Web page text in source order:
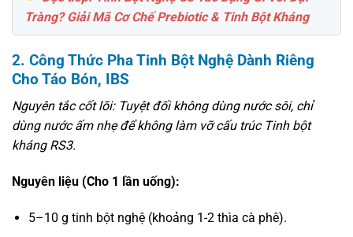
Tràng? Giải Mã Cơ Chế Prebiotic & Tinh Bột Kháng
2. Công Thức Pha Tinh Bột Nghệ Dành Riêng
Cho Táo Bón, IBS
Nguyên tắc cốt lõi: Tuyệt đối không dùng nước sôi, chỉ
dùng nước ấm nhẹ để không làm vỡ cấu trúc Tinh bột
kháng RS3.
Nguyên liệu (Cho 1 lần uống):
5–10 g tinh bột nghệ (khoảng 1-2 thìa cà phê).